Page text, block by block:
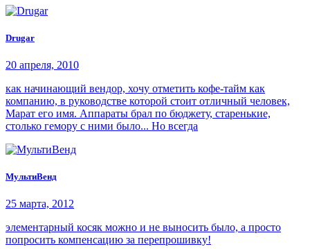
Drugar
20 апреля, 2010
как начинающий вендор, хочу отметить кофе-тайм как
компанию, в руководстве которой стоит отличный человек,
Марат его имя. Аппараты брал по бюджету, старенькие,
столько гемору с ними было... Но всегда
МультиВенд
25 марта, 2012
элементарный косяк можно и не выносить было, а просто
попросить компенсацию за перепрошивку!